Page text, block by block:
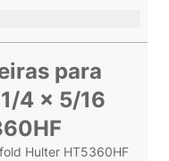
para
4 x 5/16
Hulter HT5360HF